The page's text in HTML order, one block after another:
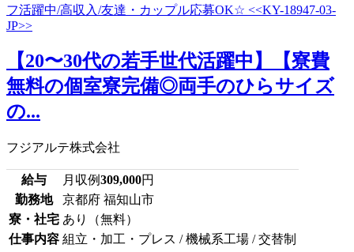
【20〜30代の若手世代活躍中】【寮費
無料の個室寮完備◎両手のひらサイズ
の...
フジアルテ株式会社
給与 月収例309,000円
勤務地
京都府 福知山市
寮・社宅 あり（無料）
仕事内容 組立・加工・プレス / 機械系工場 / 交替制